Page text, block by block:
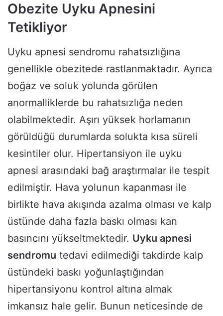
Obezite Uyku Apnesini
Tetikliyor
Uyku apnesi sendromu rahatsızlığına
genellikle obezitede rastlanmaktadır. Ayrıca
boğaz ve soluk yolunda görülen
anormalliklerde bu rahatsızlığa neden
olabilmektedir. Aşırı yüksek horlamanın
görüldüğü durumlarda solukta kısa süreli
kesintiler olur. Hipertansiyon ile uyku
apnesi arasındaki bağ araştırmalar ile tespit
edilmiştir. Hava yolunun kapanması ile
birlikte hava akışında azalma olması ve kalp
üstünde daha fazla baskı olması kan
basıncını yükseltmektedir. Uyku apnesi
sendromu tedavi edilmediği takdirde kalp
üstündeki baskı yoğunlaştığından
hipertansiyonu kontrol altına almak
imkansız hale gelir. Bunun neticesinde de